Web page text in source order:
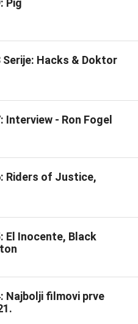
Pig
Hacks & Doktor
Interview - Ron Fogel
Riders of Justice,
El Inocente, Black
Najbolji filmovi prve